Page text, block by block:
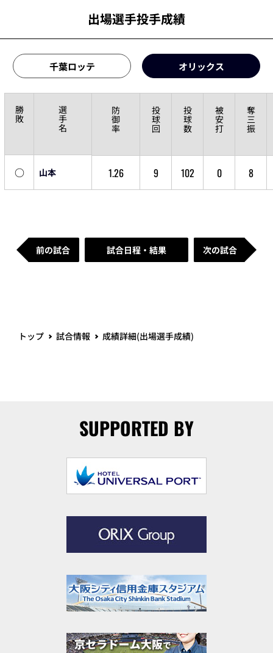
出場選手投手成績
千葉ロッテ オリックス
勝
敗
選
手
名
防
御
率
投
球
回
投
球
数
被
安
打
奪
三
振
○ 山本 1.26 9 102 0 8
前の試合 試合日程・結果 次の試合
トップ 試合情報 成績詳細(出場選手成績)
SUPPORTED BY